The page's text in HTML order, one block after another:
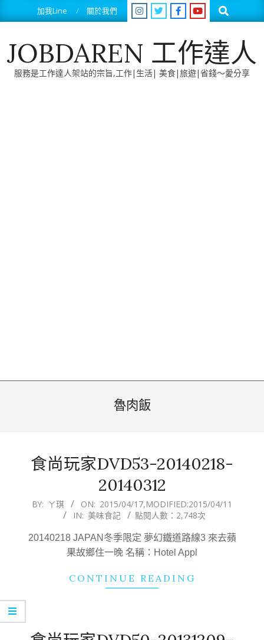
to
加我Line 關於我們 Search
JOBDAREN 工作達人
服務是工作達人架站的宗旨,工作|生活| 美食|旅遊|省錢～愛分享
魯肉飯
食尚玩家DVD53-20140218-
20140312
2015-
17
BY: ㄚ琪 ON: 2015/04/17,MODIFIED:2015/04/11
IN: 美味食記 點閱人數：2,748次
20140218 JAPAN冬季限定 夢幻鐵道路線3 來去蘋
果故鄉住一晚 名稱：Hotel Appl
CONTINUE READING